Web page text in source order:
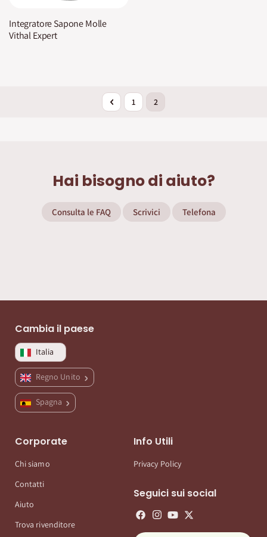
Integratore Sapone Molle
Vithal Expert
PaginaPagina
Precedente
Pagina
1 Attualmente stai leggendo la
2
Hai bisogno di aiuto?
Consulta le FAQ Scrivici Telefona
Cambia il paese
Italia
Regno Unito
Spagna
Corporate
Chi siamo
Contatti
Aiuto
Trova rivenditore
Info Utili
Privacy Policy
Seguici sui social